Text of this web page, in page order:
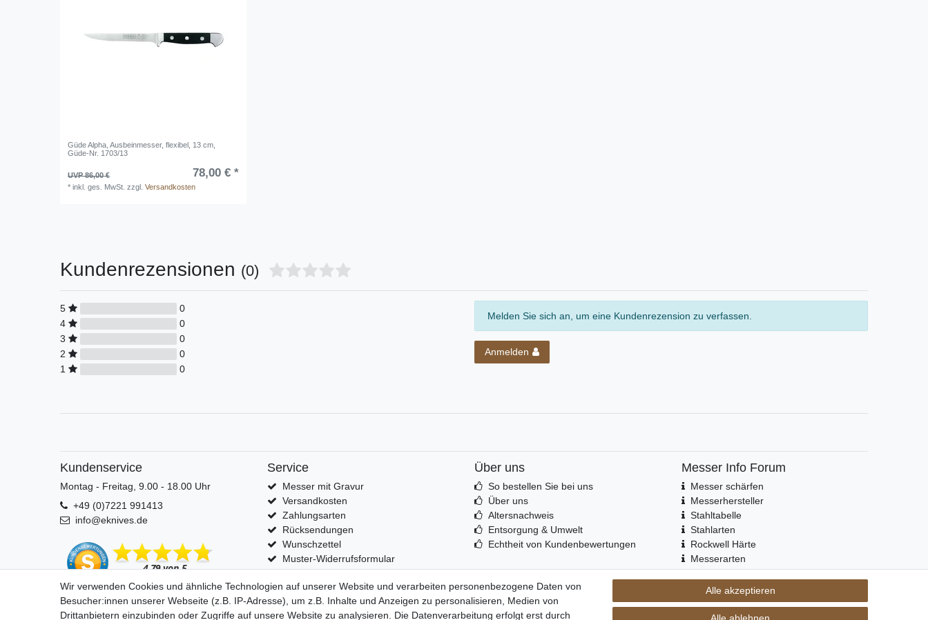
Güde Alpha, Ausbeinmesser, flexibel, 13 cm,
Güde-Nr. 1703/13
UVP 86,00 € 78,00 € *
*inkl. ges. MwSt. zzgl.Versandkosten
Kundenrezensionen (0)
5
0
4
0
3
0
2
0
1
0
Melden Sie sich an, um eine Kundenrezension zu verfassen.
Anmelden
Kundenservice
Montag - Freitag, 9.00 - 18.00 Uhr
+49 (0)7221 991413
info@eknives.de
Service
Messer mit Gravur
Versandkosten
Zahlungsarten
Rücksendungen
Wunschzettel
Muster-Widerrufsformular
Über uns
So bestellen Sie bei uns
Über uns
Altersnachweis
Entsorgung & Umwelt
Echtheit von Kundenbewertungen
Messer Info Forum
Messer schärfen
Messerhersteller
Stahltabelle
Stahlarten
Rockwell Härte
Messerarten
Klingenformen
Holzarten
Wir verwenden Cookies und ähnliche Technologien auf unserer Website und verarbeiten personenbezogene Daten von
Besucher:innen unserer Webseite (z.B. IP-Adresse), um z.B. Inhalte und Anzeigen zu personalisieren, Medien von
Drittanbietern einzubinden oder Zugriffe auf unsere Website zu analysieren. Die Datenverarbeitung erfolgt erst durch
Alle akzeptieren